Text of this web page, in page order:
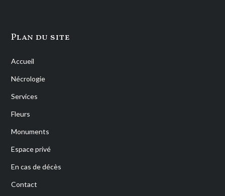
Plan du site
Accueil
Nécrologie
Services
Fleurs
Monuments
Espace privé
En cas de décès
Contact